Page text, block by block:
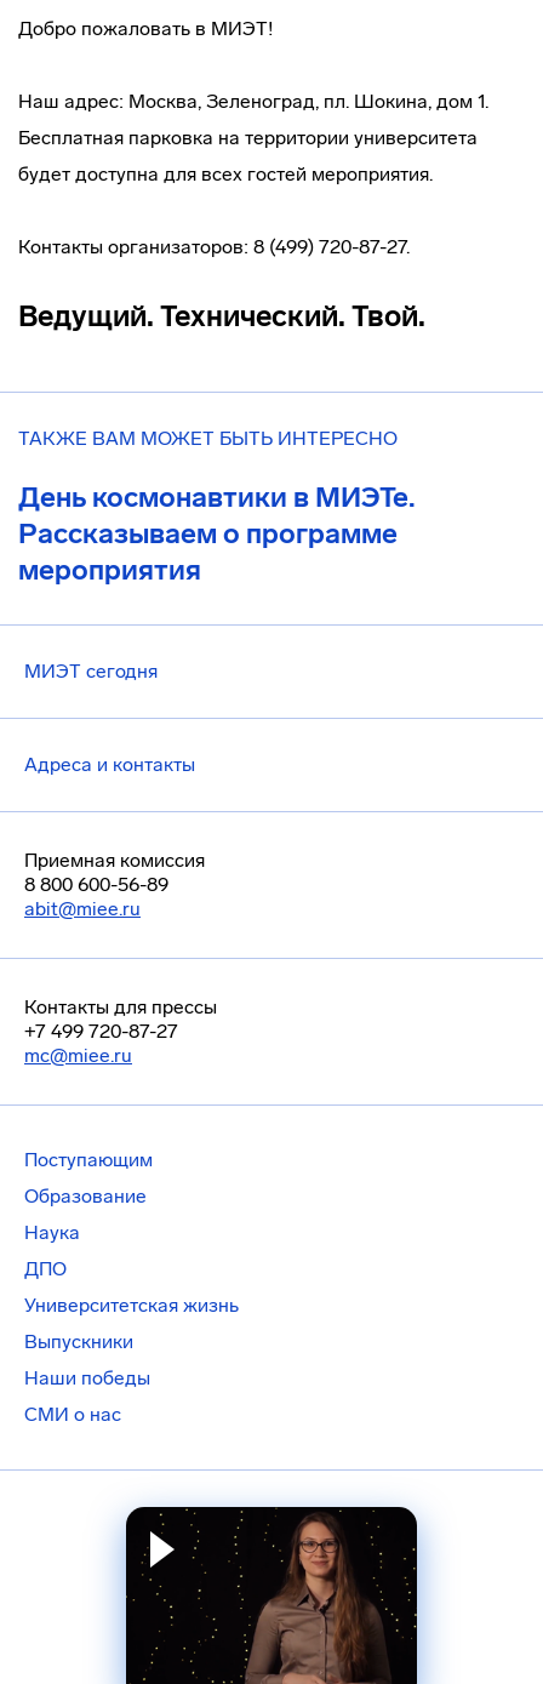
Добро пожаловать в МИЭТ!
Наш адрес: Москва, Зеленоград, пл. Шокина, дом 1.
Бесплатная парковка на территории университета
будет доступна для всех гостей мероприятия.
Контакты организаторов: 8 (499) 720-87-27.
Ведущий. Технический. Твой.
ТАКЖЕ ВАМ МОЖЕТ БЫТЬ ИНТЕРЕСНО
День космонавтики в МИЭТе.
Рассказываем о программе
мероприятия
МИЭТ сегодня
Адреса и контакты
Приемная комиссия
8 800 600-56-89
abit@miee.ru
Контакты для прессы
+7 499 720-87-27
mc@miee.ru
Поступающим
Образование
Наука
ДПО
Университетская жизнь
Выпускники
Наши победы
СМИ о нас